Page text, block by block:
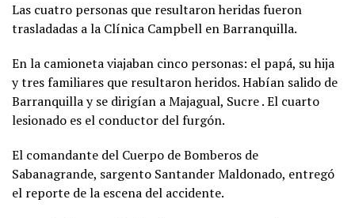
Las cuatro personas que resultaron heridas fueron
trasladadas a la Clínica Campbell en Barranquilla.
En la camioneta viajaban cinco personas: el papá, su hija
y tres familiares que resultaron heridos. Habían salido de
Barranquilla y se dirigían a Majagual, Sucre . El cuarto
lesionado es el conductor del furgón.
El comandante del Cuerpo de Bomberos de
Sabanagrande, sargento Santander Maldonado, entregó
el reporte de la escena del accidente.